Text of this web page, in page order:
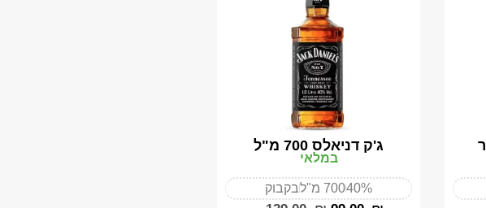
ג'ק דניאלס 700 מ"ל
במלאי
40%700 מ"ל בקבוק